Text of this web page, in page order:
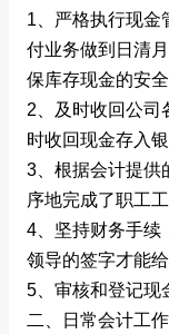
1、严格执行现金
付业务做到日清
保库存现金的安全
2、及时收回公司
时收回现金存入银
3、根据会计提供
序地完成了职工
4、坚持财务手续
领导的签字才能
5、审核和登记现
二、日常会计工作